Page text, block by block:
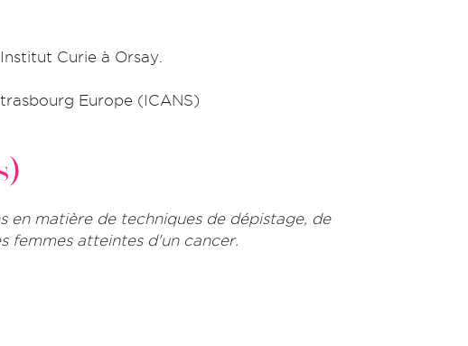
Curie à Orsay.
Europe (ICANS)
en matière de techniques de dépistage, de
femmes atteintes d'un cancer.